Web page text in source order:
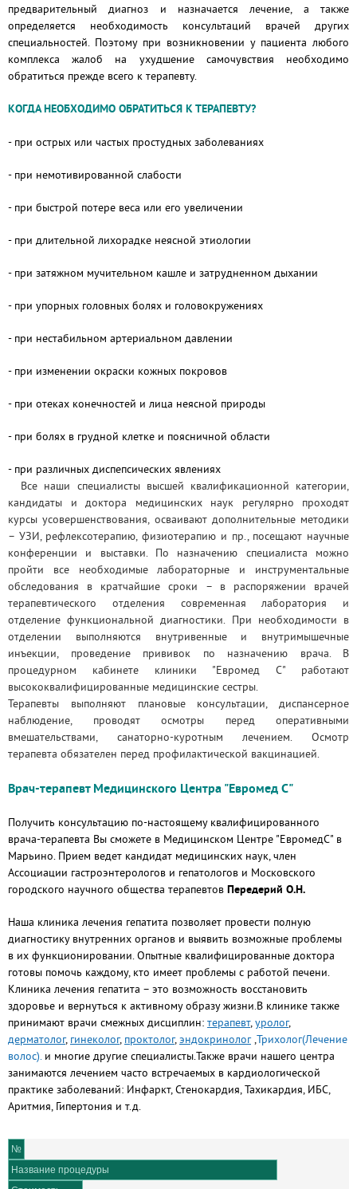
предварительный диагноз и назначается лечение, а также
определяетcя необходимость консультаций врачей других
специальностей. Поэтому при возникновении у пациента любого
комплекса жалоб на ухудшение самочувствия необходимо
обратиться прежде всего к терапевту.
КОГДА НЕОБХОДИМО ОБРАТИТЬСЯ К ТЕРАПЕВТУ?
- при острых или частых простудных заболеваниях
- при немотивированной слабости
- при быстрой потере веса или его увеличении
- при длительной лихорадке неясной этиологии
- при затяжном мучительном кашле и затрудненном дыхании
- при упорных головных болях и головокружениях
- при нестабильном артериальном давлении
- при изменении окраски кожных покровов
- при отеках конечностей и лица неясной природы
- при болях в грудной клетке и поясничной области
- при различных диспепсических явлениях
Все наши специалисты высшей квалификационной категории,
кандидаты и доктора медицинских наук регулярно проходят
курсы усовершенствования, осваивают дополнительные методики
– УЗИ, рефлексотерапию, физиотерапию и пр., посещают научные
конференции и выставки. По назначению специалиста можно
пройти все необходимые лабораторные и инструментальные
обследования в кратчайшие сроки – в распоряжении врачей
терапевтического отделения современная лаборатория и
отделение функциональной диагностики. При необходимости в
отделении выполняются внутривенные и внутримышечные
инъекции, проведение прививок по назначению врача. В
процедурном кабинете клиники "Евромед С" работают
высококвалифицированные медицинские сестры.
Терапевты выполняют плановые консультации, диспансерное
наблюдение, проводят осмотры перед оперативными
вмешательствами, санаторно-куротным лечением. Осмотр
терапевта обязателен перед профилактической вакцинацией.
Врач-терапевт Медицинского Центра "Евромед С"
Получить консультацию по-настоящему квалифицированного
врача-терапевта Вы сможете в Медицинском Центре "ЕвромедС" в
Марьино. Прием ведет кандидат медицинских наук, член
Ассоциации гастроэнтерологов и гепатологов и Московского
городского научного общества терапевтов Передерий О.Н.
Наша клиника лечения гепатита позволяет провести полную
диагностику внутренних органов и выявить возможные проблемы
в их функционировании. Опытные квалифицированные доктора
готовы помочь каждому, кто имеет проблемы с работой печени.
Клиника лечения гепатита – это возможность восстановить
здоровье и вернуться к активному образу жизни.В клинике также
принимают врачи смежных дисциплин: терапевт, уролог,
дерматолог, гинеколог, проктолог, эндокринолог,Трихолог(Лечение
волос). и многие другие специалисты.Также врачи нашего центра
занимаются лечением часто встречаемых в кардиологической
практике заболеваний: Инфаркт, Стенокардия, Тахикардия, ИБС,
Аритмия, Гипертония и т.д.
№
Название процедуры